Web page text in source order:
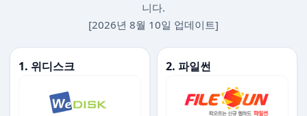
니다.
[2026년 8월 10일 업데이트]
1. 위디스크 2. 파일썬